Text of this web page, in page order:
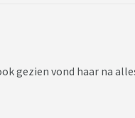
gezien vond haar na